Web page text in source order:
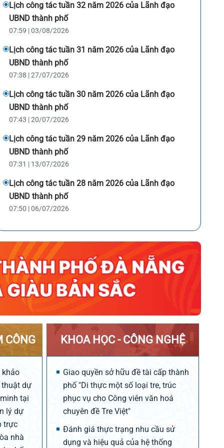
hạn, thu hồi giấy phép lao động và
xác nhận người lao động nước ngoài
không thuộc diện cấp giấy phép lao
Lịch công tác tuần 32 năm 2026 của Lãnh đạo
UBND thành phố
07:59 | 03/08/2026
Lịch công tác tuần 31 năm 2026 của Lãnh đạo
UBND thành phố
07:38 | 27/07/2026
Lịch công tác tuần 30 năm 2026 của Lãnh đạo
UBND thành phố
07:43 | 20/07/2026
Lịch công tác tuần 29 năm 2026 của Lãnh đạo
UBND thành phố
07:31 | 13/07/2026
Lịch công tác tuần 28 năm 2026 của Lãnh đạo
UBND thành phố
07:50 | 06/07/2026
CÔNG
khảo
thuật dự
tại
lý dự
trực
nhà
KHOA HỌC - CÔNG NGHỆ
Giao quyền sở hữu đề tài cấp thành
phố "Di thực một số loại tre, trúc
phục vụ cho Công viên văn hoá
chuyên đề Tre Việt"
Đánh giá thực trạng nhu cầu sử
dụng và hiệu quả của hệ thống